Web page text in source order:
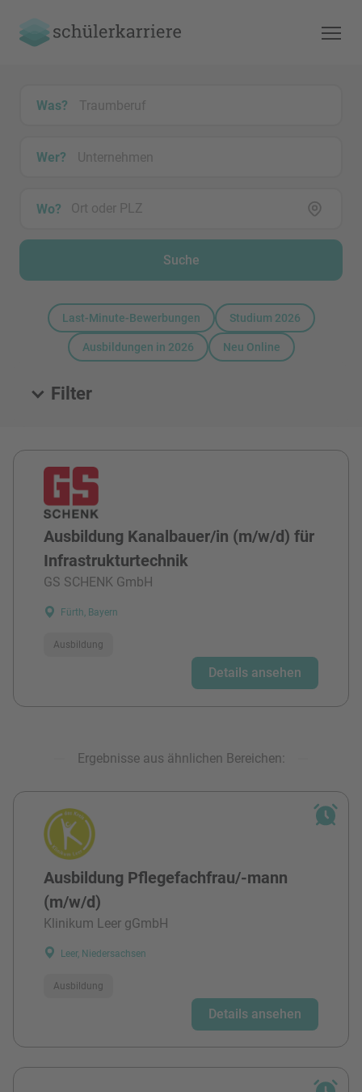
Was?
Wer?
Wo?
Suche
Last-Minute-Bewerbungen Studium 2026
Ausbildungen in 2026 Neu Online
Filter
Alle Stellen
Ausbildung Kanalbauer/in (m/w/d) für
Infrastrukturtechnik
GS SCHENK GmbH
Fürth, Bayern
Ausbildung
Details ansehen
Ergebnisse aus ähnlichen Bereichen:
Ausbildung Pflegefachfrau/-mann
(m/w/d)
Klinikum Leer gGmbH
Leer, Niedersachsen
Ausbildung
Details ansehen